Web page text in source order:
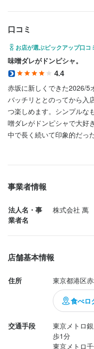
口コミ
お店が選ぶピックアップ口コ
味噌ダレがドンピシャ。
4.4
赤坂に新しくできた2026/5
バッチリととのってから入
つ楽しめます。シンプルな
噌ダレがドンピシャで大好
中で長く続いて印象的だっ
事業者情報
法人名・事
業者名
株式会社 萬
店舗基本情報
住所 東京都港区
食べロ
交通手段
東京メトロ
歩1分
東京メトロ